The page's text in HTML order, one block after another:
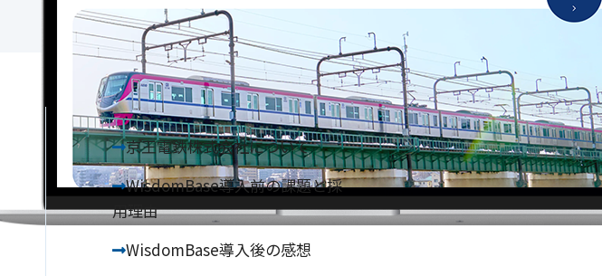
京王電鉄株式会社について
WisdomBase導入前の課題と採
用理由
WisdomBase導入後の感想